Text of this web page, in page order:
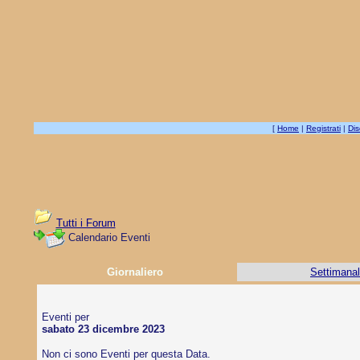
[ Home | Registrati |
Tutti i Forum
Calendario Eventi
Giornaliero
Eventi per
sabato 23 dicembre 2023
Non ci sono Eventi per questa Data.